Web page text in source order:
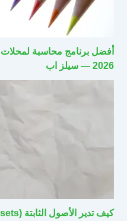
أفضل برنامج محاسبة
2026 — سيلز اب